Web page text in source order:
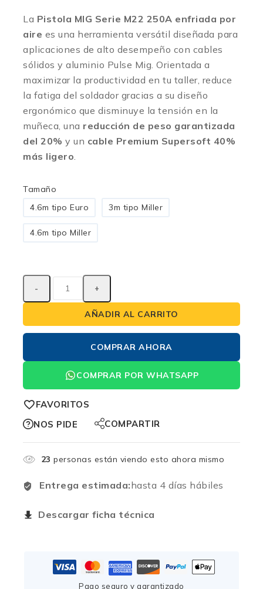
La Pistola MIG Serie M22 250A enfriada por
aire es una herramienta versátil diseñada para
aplicaciones de alto desempeño con cables
sólidos y aluminio Pulse Mig. Orientada a
maximizar la productividad en tu taller, reduce
la fatiga del soldador gracias a su diseño
ergonómico que disminuye la tensión en la
muñeca, una reducción de peso garantizada
del 20% y un cable Premium Supersoft 40%
más ligero.
Tamaño
4.6m tipo Euro
3m tipo Miller
4.6m tipo Miller
AÑADIR AL CARRITO
COMPRAR AHORA
COMPRAR POR WHATSAPP
FAVORITOS
NOS PIDE
COMPARTIR
23 personas están viendo esto ahora mismo
Entrega estimada:hasta 4 días hábiles
Descargar ficha técnica
Pago seguro y garantizado